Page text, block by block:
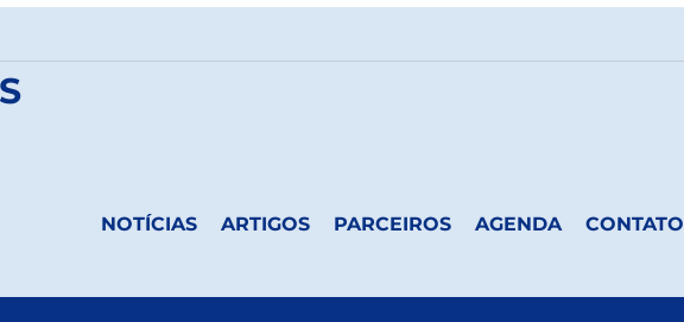
NOTÍCIAS ARTIGOS PARCEIROS AGENDA CONTATO